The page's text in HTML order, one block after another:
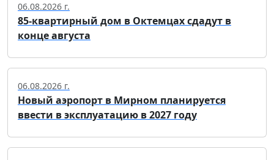
06.08.2026 г.
85-квартирный дом в Октемцах сдадут в
конце августа
06.08.2026 г.
Новый аэропорт в Мирном планируется
ввести в эксплуатацию в 2027 году